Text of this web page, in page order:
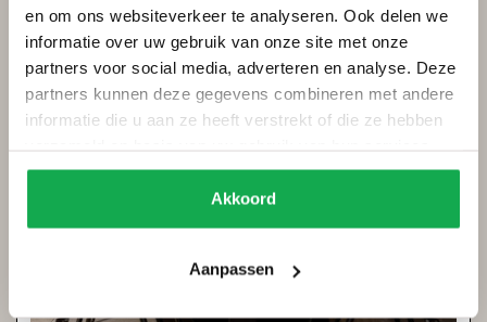
en om ons websiteverkeer te analyseren. Ook delen we
informatie over uw gebruik van onze site met onze
partners voor social media, adverteren en analyse. Deze
partners kunnen deze gegevens combineren met andere
informatie die u aan ze heeft verstrekt of die ze hebben
Akkoord
Aanpassen